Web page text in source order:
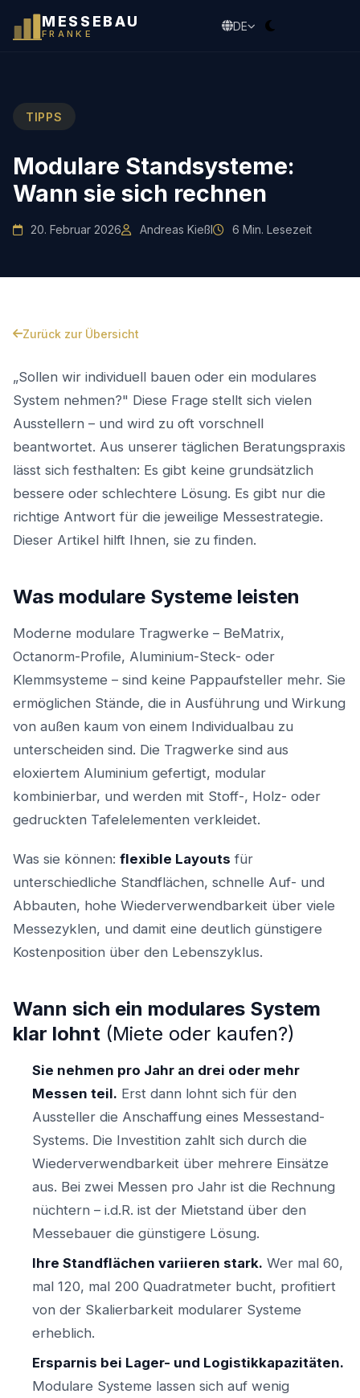
MESSEBAU
FRANKE
DE
TIPPS
Modulare Standsysteme:
Wann sie sich rechnen
20. Februar 2026 Andreas Kießl 6 Min. Lesezeit
Zurück zur Übersicht
„Sollen wir individuell bauen oder ein modulares
System nehmen?" Diese Frage stellt sich vielen
Ausstellern – und wird zu oft vorschnell
beantwortet. Aus unserer täglichen Beratungspraxis
lässt sich festhalten: Es gibt keine grundsätzlich
bessere oder schlechtere Lösung. Es gibt nur die
richtige Antwort für die jeweilige Messestrategie.
Dieser Artikel hilft Ihnen, sie zu finden.
Was modulare Systeme leisten
Moderne modulare Tragwerke – BeMatrix,
Octanorm-Profile, Aluminium-Steck- oder
Klemmsysteme – sind keine Pappaufsteller mehr. Sie
ermöglichen Stände, die in Ausführung und Wirkung
von außen kaum von einem Individualbau zu
unterscheiden sind. Die Tragwerke sind aus
eloxiertem Aluminium gefertigt, modular
kombinierbar, und werden mit Stoff-, Holz- oder
gedruckten Tafelelementen verkleidet.
Was sie können: flexible Layouts für
unterschiedliche Standflächen, schnelle Auf- und
Abbauten, hohe Wiederverwendbarkeit über viele
Messezyklen, und damit eine deutlich günstigere
Kostenposition über den Lebenszyklus.
Wann sich ein modulares System
klar lohnt (Miete oder kaufen?)
Sie nehmen pro Jahr an drei oder mehr
Messen teil. Erst dann lohnt sich für den
Aussteller die Anschaffung eines Messestand-
Systems. Die Investition zahlt sich durch die
Wiederverwendbarkeit über mehrere Einsätze
aus. Bei zwei Messen pro Jahr ist die Rechnung
nüchtern – i.d.R. ist der Mietstand über den
Messebauer die günstigere Lösung.
Ihre Standflächen variieren stark. Wer mal 60,
mal 120, mal 200 Quadratmeter bucht, profitiert
von der Skalierbarkeit modularer Systeme
erheblich.
Ersparnis bei Lager- und Logistikkapazitäten.
Modulare Systeme lassen sich auf wenig